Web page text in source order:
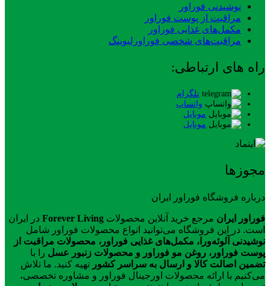
نوشیدنی فوراور
مراقبت از پوست فوراور
مکمل‌های غذایی فوراور
مراقبت‌های شخصی فوراورلیوینگ
راه های ارتباطی:
تلگرام
واتساپ
موبایل
موبایل
مجوزها
درباره فروشگاه فوراور ایران
فوراور ایران مرجع خرید آنلاین محصولات Forever Living در ایران
است. در این فروشگاه می‌توانید انواع محصولات فوراور شامل
نوشیدنی آلوئه‌ورا، مکمل‌های غذایی فوراور، محصولات مراقبت از
پوست فوراور، روغن مو فوراور و محصولات زنبور عسل را با
تضمین اصالت کالا و ارسال به سراسر کشور تهیه کنید. ما تلاش
می‌کنیم با ارائه محصولات اورجینال فوراور و مشاوره تخصصی،